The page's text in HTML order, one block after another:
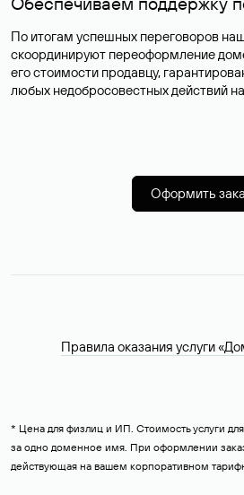
По итогам успешных переговоров
скоординируют переоформление
его стоимости продавцу,
любых недобросовестных действий
Оформить
Правила оказания услуги
* Цена для физлиц и ИП. Стоимость услуги
за одно доменное имя. При оформлении
действующая на вашем корпоративном